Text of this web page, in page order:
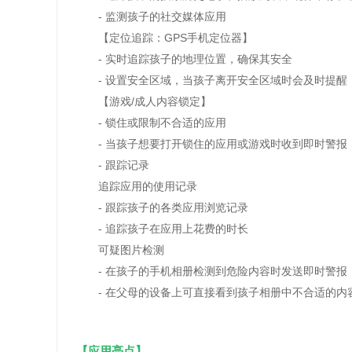
- 监测孩子的社交媒体应用
【定位追踪：GPS手机定位器】
- 实时追踪孩子的地理位置，确保其安全
- 设置安全区域，当孩子离开安全区域时会及时提醒
【游戏/成人内容锁定】
- 锁住或限制不合适的应用
- 当孩子想要打开锁住的应用或游戏时收到即时警报
- 跟踪记录
追踪应用的使用记录
- 跟踪孩子的各类应用浏览记录
- 追踪孩子在应用上花费的时长
可疑图片检测
- 在孩子的手机相册检测到危险内容时发送即时警报
- 在父母的设备上可直接看到孩子相册中不合适的内